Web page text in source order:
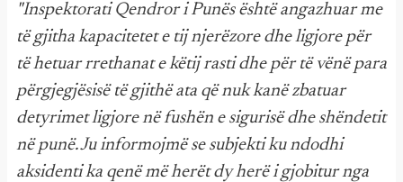
"Inspektorati Qendror i Punës është angazhuar me
të gjitha kapacitetet e tij njerëzore dhe ligjore për
të hetuar rrethanat e këtij rasti dhe për të vënë para
përgjegjësisë të gjithë ata që nuk kanë zbatuar
detyrimet ligjore në fushën e sigurisë dhe shëndetit
në punë. Ju informojmë se subjekti ku ndodhi
aksidenti ka qenë më herët dy herë i gjobitur nga